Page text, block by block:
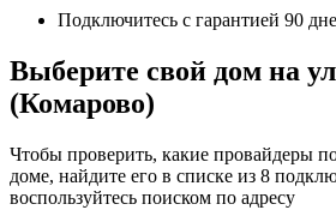
Подключитесь с гарантией 90
Выберите свой дом на
(Комарово)
Чтобы проверить, какие провайдеры
доме, найдите его в списке из 8
воспользуйтесь поиском по адресу